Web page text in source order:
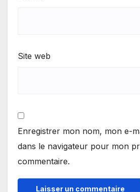
Site web
Enregistrer mon nom, mon e-
dans le navigateur pour mon
commentaire.